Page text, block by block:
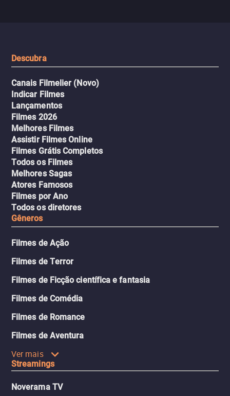
Descubra
Canais Filmelier (Novo)
Indicar Filmes
Lançamentos
Filmes 2026
Melhores Filmes
Assistir Filmes Online
Filmes Grátis Completos
Todos os Filmes
Melhores Sagas
Atores Famosos
Filmes por Ano
Todos os diretores
Gêneros
Filmes de Ação
Filmes de Terror
Filmes de Ficção científica e fantasia
Filmes de Comédia
Filmes de Romance
Filmes de Aventura
Ver mais
Streamings
Noverama TV